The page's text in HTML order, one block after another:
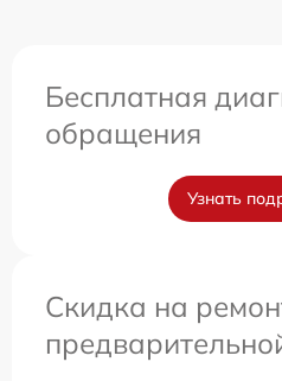
Бесплатная
обращения
Узнать
Скидка на